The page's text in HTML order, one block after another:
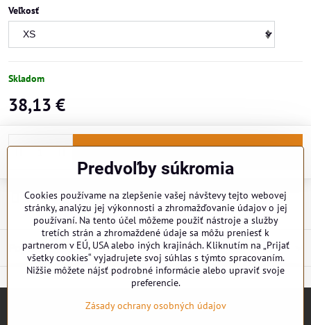
Veľkosť
Skladom
38,13 €
Do košíka
Doručenia
Popis
Predvoľby súkromia
Cookies používame na zlepšenie vašej návštevy tejto webovej
stránky, analýzu jej výkonnosti a zhromažďovanie údajov o jej
používaní. Na tento účel môžeme použiť nástroje a služby
tretích strán a zhromaždené údaje sa môžu preniesť k
partnerom v EÚ, USA alebo iných krajinách. Kliknutím na „Prijať
všetky cookies“ vyjadrujete svoj súhlas s týmto spracovaním.
Nižšie môžete nájsť podrobné informácie alebo upraviť svoje
preferencie.
Zásady ochrany osobných údajov